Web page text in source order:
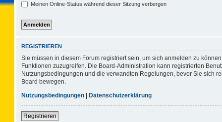
Meinen Online-Status während dieser Sitzung verbergen
REGISTRIEREN
Sie müssen in diesem Forum registriert sein, um sich anmelden zu
Funktionen zuzugreifen. Die Board-Administration kann registrierten
Nutzungsbedingungen und die verwandten Regelungen, bevor Sie sich
Board bewegen.
Nutzungsbedingungen | Datenschutzerklärung
Registrieren